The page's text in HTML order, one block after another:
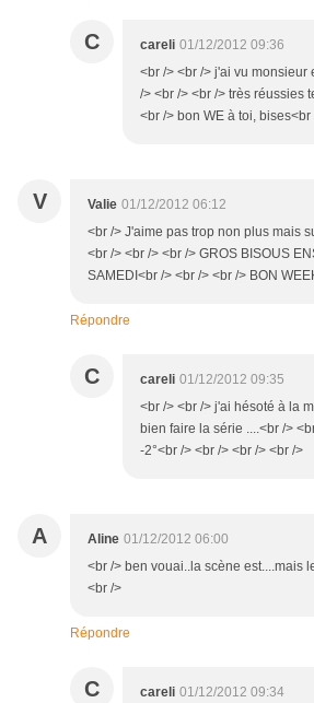
C careli 01/12/2012 09:36
<br /> <br /> j'ai vu monsieur
/> <br /> <br /> très réussies
<br /> bon WE à toi,
V Valie 01/12/2012 06:12
<br /> J'aime pas trop non plus mais
<br /> <br /> <br /> GROS BISOUS
SAMEDI<br /> <br /> <br /> BON
Répondre
C careli 01/12/2012 09:35
<br /> <br /> j'ai hésoté à la
bien faire la série ....<br />
-2°<br /> <br /> <br /> <br />
A Aline 01/12/2012 06:00
<br /> ben vouai..la scène est....mais
<br />
Répondre
C careli 01/12/2012 09:34